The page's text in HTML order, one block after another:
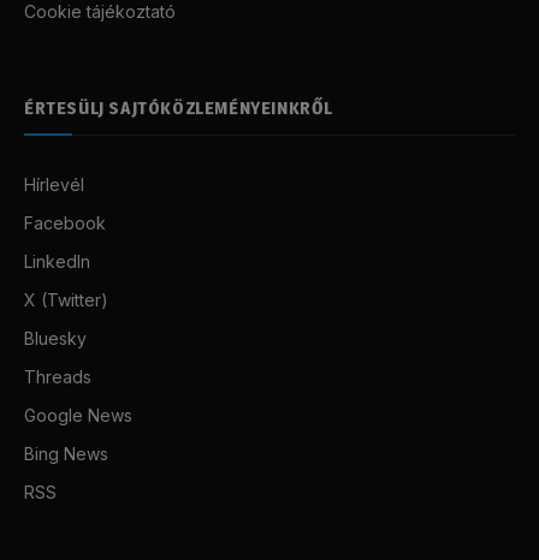
Cookie tájékoztató
ÉRTESÜLJ SAJTÓKÖZLEMÉNYEINKRŐL
Hírlevél
Facebook
LinkedIn
X (Twitter)
Bluesky
Threads
Google News
Bing News
RSS